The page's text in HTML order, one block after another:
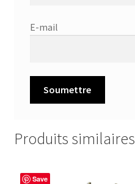
E-mail
Produits similaires
Save